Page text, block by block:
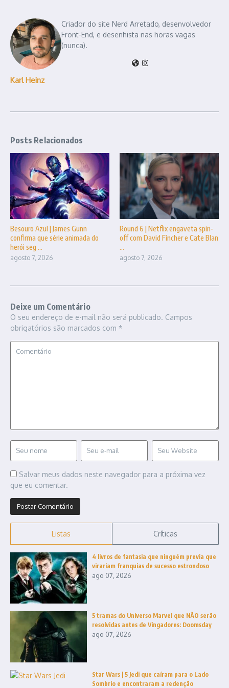
Karl Heinz
Criador do site Nerd Arretado, desenvolvedor
Front-End, e desenhista nas horas vagas
(nunca).
Posts Relacionados
Besouro Azul | James Gunn
confirma que série animada do
herói seg ...
agosto 7, 2026
Round 6 | Netflix engaveta spin-
off com David Fincher e Cate Blan
...
agosto 7, 2026
Deixe um Comentário
O seu endereço de e-mail não será publicado. Campos
obrigatórios são marcados com *
Salvar meus dados neste navegador para a próxima vez
que eu comentar.
Listas Críticas
4 livros de fantasia que ninguém previa que
virariam franquias de sucesso estrondoso
ago 07, 2026
5 tramas do Universo Marvel que NÃO serão
resolvidas antes de Vingadores: Doomsday
ago 07, 2026
Star Wars | 5 Jedi que caíram para o Lado
Sombrio e encontraram a redenção